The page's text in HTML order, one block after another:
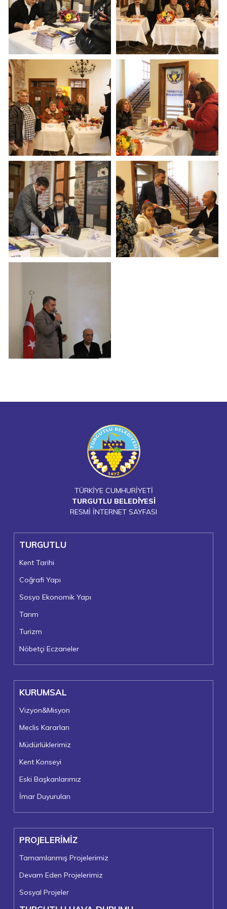
TÜRKİYE CUMHURİYETİ
TURGUTLU BELEDİYESİ
RESMİ İNTERNET SAYFASI
TURGUTLU
Kent Tarihi
Coğrafi Yapı
Sosyo Ekonomik Yapı
Tarım
Turizm
Nöbetçi Eczaneler
KURUMSAL
Vizyon&Misyon
Meclis Kararları
Müdürlüklerimiz
Kent Konseyi
Eski Başkanlarımız
İmar Duyuruları
PROJELERİMİZ
Tamamlanmış Projelerimiz
Devam Eden Projelerimiz
Sosyal Projeler